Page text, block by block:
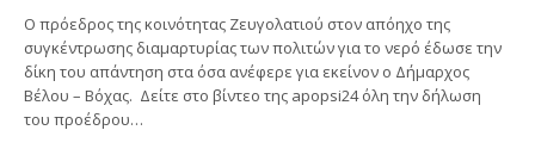
Ο πρόεδρος της κοινότητας Ζευγολατιού στον απόηχο της
συγκέντρωσης διαμαρτυρίας των πολιτών για το νερό έδωσε την
δίκη του απάντηση στα όσα ανέφερε για εκείνον ο Δήμαρχος
Βέλου – Βόχας. Δείτε στο βίντεο της apopsi24 όλη την δήλωση
του προέδρου…